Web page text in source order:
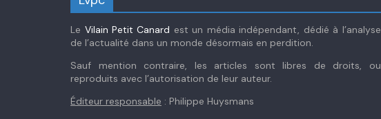
Le Vilain Petit Canard est un média indépendant, dédié à l’analyse
de l’actualité dans un monde désormais en perdition.
Sauf mention contraire, les articles sont libres de droits, ou
reproduits avec l’autorisation de leur auteur.
Éditeur responsable : Philippe Huysmans